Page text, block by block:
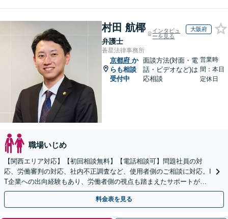
村田 航椰
弁護士
インタビュ
ーを見る
大阪府
蒼星法律事務所
京都府 か
らも相談
受付中
面談方法(対面・電
話・ビデオなど)は
応相談
営業時
間：本日
定休日
職場いじめ
【関西エリア対応】【初回相談無料】【電話相談可】問題社員の対
応、労働審判の対応、社内不正調査など、使用者側のご相談に対応。I
T企業への出向経験もあり、労働者側の視点も踏まえたサポートが可
能です。お気軽にご相談ください。【夜間・土日相談可】
料金表を見る